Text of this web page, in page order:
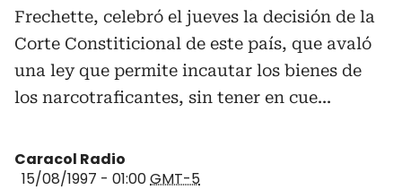
Frechette, celebró el jueves la decisión de la
Corte Constiticional de este país, que avaló
una ley que permite incautar los bienes de
los narcotraficantes, sin tener en cue...
Caracol Radio
15/08/1997 - 01:00GMT-5